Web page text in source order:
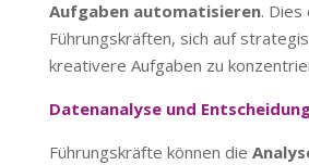
Aufgaben automatisieren. Dies
Führungskräften, sich auf
kreativere Aufgaben zu
Datenanalyse und
Führungskräfte können die